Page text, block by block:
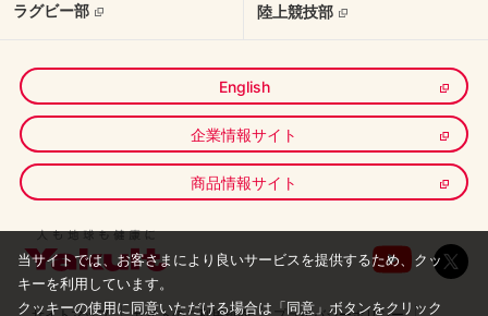
English
企業情報サイト
商品情報サイト
ラグビー部 陸上競技部
当サイトでは、お客さまにより良いサービスを提供するため、クッ
キーを利用しています。
クッキーの使用に同意いただける場合は「同意」ボタンをクリック